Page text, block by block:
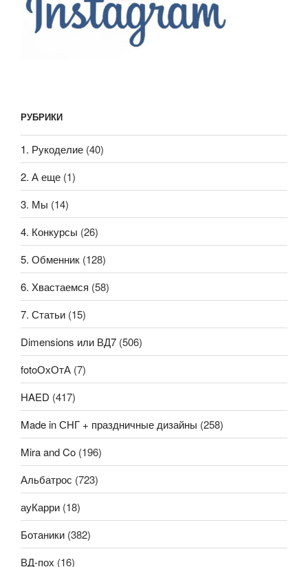
РУБРИКИ
1. Рукоделие (40)
2. А еще (1)
3. Мы (14)
4. Конкурсы (26)
5. Обменник (128)
6. Хвастаемся (58)
7. Статьи (15)
Dimensions или ВД7 (506)
fotoОхОтА (7)
HAED (417)
Made in СНГ + праздничные дизайны (258)
Mira and Co (196)
Альбатрос (723)
ауКарри (18)
Ботаники (382)
ВД-пох (16)